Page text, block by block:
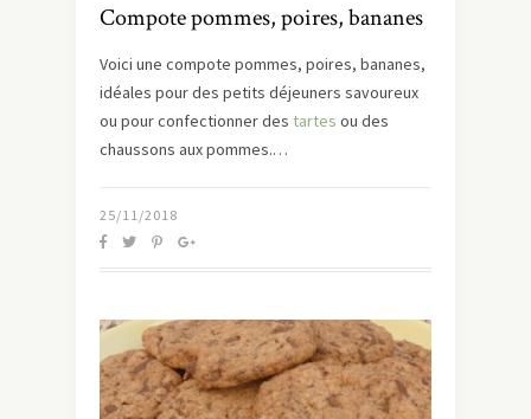
Compote pommes, poires, bananes
Voici une compote pommes, poires, bananes,
idéales pour des petits déjeuners savoureux
ou pour confectionner des tartes ou des
chaussons aux pommes.…
25/11/2018